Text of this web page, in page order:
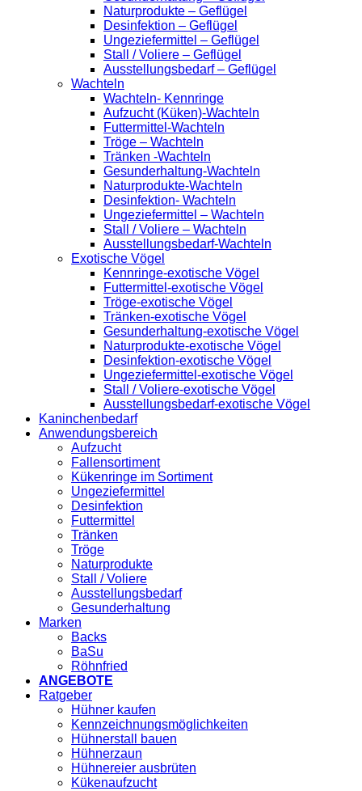
Naturprodukte – Geflügel
Desinfektion – Geflügel
Ungeziefermittel – Geflügel
Stall / Voliere – Geflügel
Ausstellungsbedarf – Geflügel
Wachteln
Wachteln- Kennringe
Aufzucht (Küken)-Wachteln
Futtermittel-Wachteln
Tröge – Wachteln
Tränken -Wachteln
Gesunderhaltung-Wachteln
Naturprodukte-Wachteln
Desinfektion- Wachteln
Ungeziefermittel – Wachteln
Stall / Voliere – Wachteln
Ausstellungsbedarf-Wachteln
Exotische Vögel
Kennringe-exotische Vögel
Futtermittel-exotische Vögel
Tröge-exotische Vögel
Tränken-exotische Vögel
Gesunderhaltung-exotische Vögel
Naturprodukte-exotische Vögel
Desinfektion-exotische Vögel
Ungeziefermittel-exotische Vögel
Stall / Voliere-exotische Vögel
Ausstellungsbedarf-exotische Vögel
Kaninchenbedarf
Anwendungsbereich
Aufzucht
Fallensortiment
Kükenringe im Sortiment
Ungeziefermittel
Desinfektion
Futtermittel
Tränken
Tröge
Naturprodukte
Stall / Voliere
Ausstellungsbedarf
Gesunderhaltung
Marken
Backs
BaSu
Röhnfried
ANGEBOTE
Ratgeber
Hühner kaufen
Kennzeichnungsmöglichkeiten
Hühnerstall bauen
Hühnerzaun
Hühnereier ausbrüten
Kükenaufzucht